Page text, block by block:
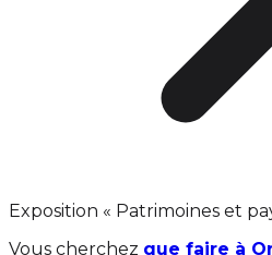
Exposition « Patrimoines et
Vous cherchez que faire à